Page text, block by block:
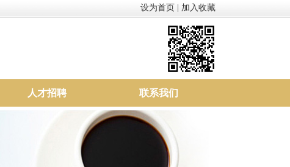
设为首页 加入收藏
人才招聘 联系我们